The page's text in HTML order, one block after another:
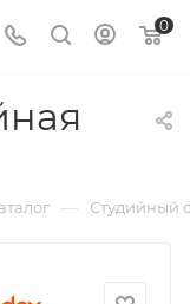
0
— Студийный